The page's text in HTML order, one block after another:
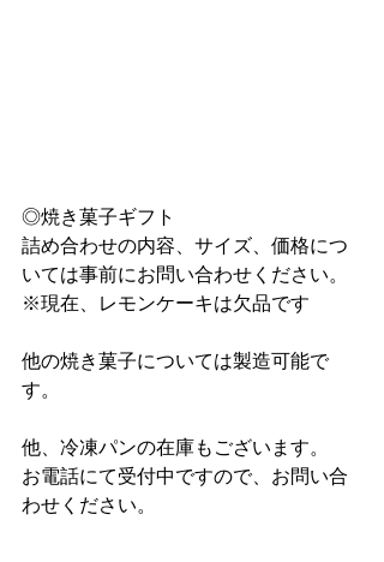
◎焼き菓子ギフト
詰め合わせの内容、サイズ、価格につ
いては事前にお問い合わせください。
※現在、レモンケーキは欠品です
他の焼き菓子については製造可能で
す。
他、冷凍パンの在庫もございます。
お電話にて受付中ですので、お問い合
わせください。